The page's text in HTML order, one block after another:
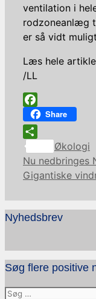
ventilation i
rodzoneanlæg
er så vidt
Læs hele
/LL
Facebook
Share
Share
Kategorier
Økologi
Nu nedbringes
Gigantiske
Nyhedsbrev
Søg flere positive
Søg